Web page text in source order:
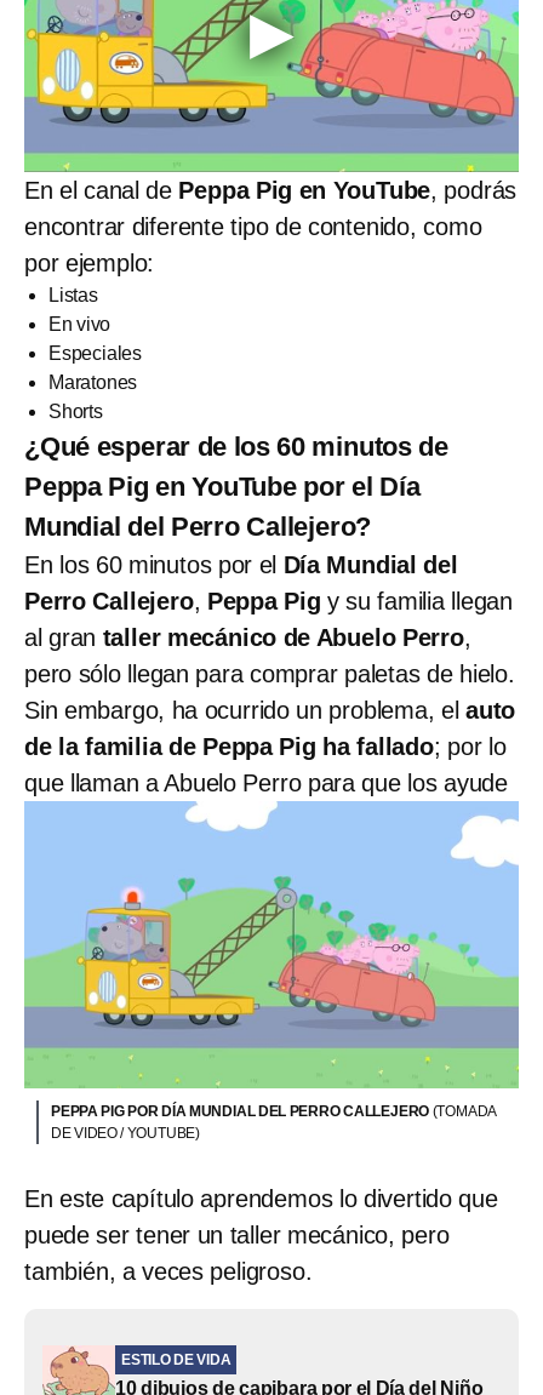
En el canal de Peppa Pig en YouTube, podrás
encontrar diferente tipo de contenido, como
por ejemplo:
Listas
En vivo
Especiales
Maratones
Shorts
¿Qué esperar de los 60 minutos de
Peppa Pig en YouTube por el Día
Mundial del Perro Callejero?
En los 60 minutos por el Día Mundial del
Perro Callejero, Peppa Pigy su familia llegan
al gran taller mecánico de Abuelo Perro,
pero sólo llegan para comprar paletas de hielo.
Sin embargo, ha ocurrido un problema, el auto
de la familia de Peppa Pig ha fallado; por lo
que llaman a Abuelo Perro para que los ayude
PEPPA PIG POR DÍA MUNDIAL DEL PERRO CALLEJERO (TOMADA
DE VIDEO / YOUTUBE)
En este capítulo aprendemos lo divertido que
puede ser tener un taller mecánico, pero
también, a veces peligroso.
ESTILO DE VIDA
10 dibujos de capibara por el Día del Niño